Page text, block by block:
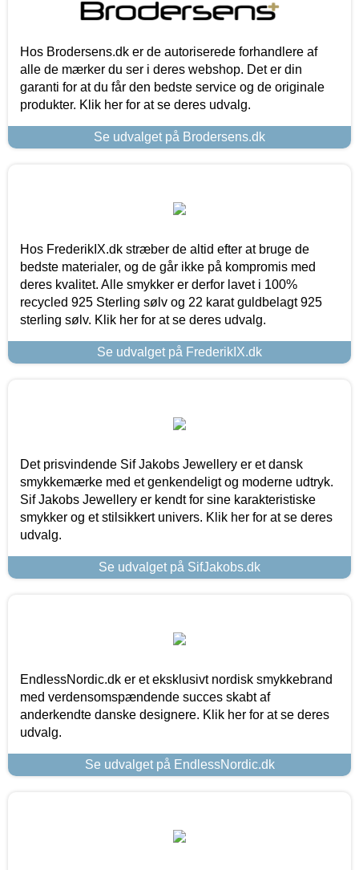
Hos Brodersens.dk er de autoriserede forhandlere af
alle de mærker du ser i deres webshop. Det er din
garanti for at du får den bedste service og de originale
produkter. Klik her for at se deres udvalg.
Se udvalget på Brodersens.dk
Hos FrederikIX.dk stræber de altid efter at bruge de
bedste materialer, og de går ikke på kompromis med
deres kvalitet. Alle smykker er derfor lavet i 100%
recycled 925 Sterling sølv og 22 karat guldbelagt 925
sterling sølv. Klik her for at se deres udvalg.
Se udvalget på FrederikIX.dk
Det prisvindende Sif Jakobs Jewellery er et dansk
smykkemærke med et genkendeligt og moderne udtryk.
Sif Jakobs Jewellery er kendt for sine karakteristiske
smykker og et stilsikkert univers. Klik her for at se deres
udvalg.
Se udvalget på SifJakobs.dk
EndlessNordic.dk er et eksklusivt nordisk smykkebrand
med verdensomspændende succes skabt af
anderkendte danske designere. Klik her for at se deres
udvalg.
Se udvalget på EndlessNordic.dk